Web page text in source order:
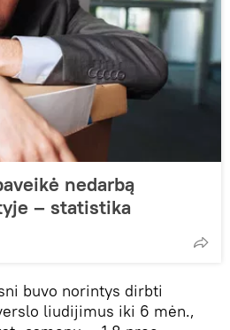
nedarbą
– statistika
buvo norintys dirbti
liudijimus iki 6 mėn.,